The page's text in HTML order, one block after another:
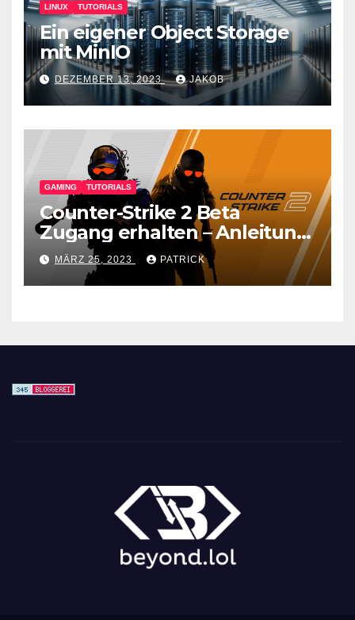
LINUX TUTORIALS
Ein eigener Object Storage
mit MinIO
DEZEMBER 13, 2023 JAKOB
GAMING TUTORIALS
Counter-Strike 2 Beta
Zugang erhalten – Anleitung
für den CS GO Nachfolger
MÄRZ 25, 2023 PATRICK